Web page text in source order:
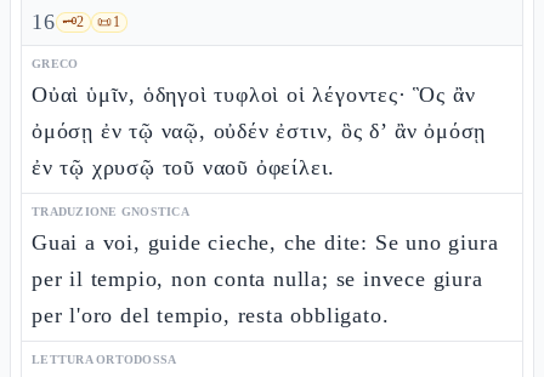
16 🗝️2 📜1
GRECO
Οὐαὶ ὑμῖν, ὁδηγοὶ τυφλοὶ οἱ λέγοντες· Ὃς ἂν
ὀμόσῃ ἐν τῷ ναῷ, οὐδέν ἐστιν, ὃς δ’ ἂν ὀμόσῃ
ἐν τῷ χρυσῷ τοῦ ναοῦ ὀφείλει.
TRADUZIONE GNOSTICA
Guai a voi, guide cieche, che dite: Se uno giura
per il tempio, non conta nulla; se invece giura
per l'oro del tempio, resta obbligato.
LETTURA ORTODOSSA